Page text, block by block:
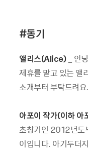
#동기
앨리스(Alice) _ 안
제휴를 맡고 있는 앨
소개부터 부탁드려요.
아포이 작가(이하 아
초창기인 2012년도
이입니다. 아기두더